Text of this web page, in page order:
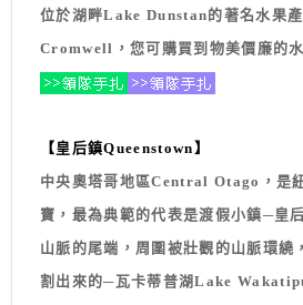
位於湖畔Lake Dunstan的著名水果
Cromwell，您可購買到物美價廉的水
【皇后鎮Queenstown】
中央奧塔哥地區Central Otago，是
寶，最為典範的代表是渡假小鎮─皇
山脈的尾端，周圍被壯觀的山脈環繞
割出來的─瓦卡蒂普湖Lake